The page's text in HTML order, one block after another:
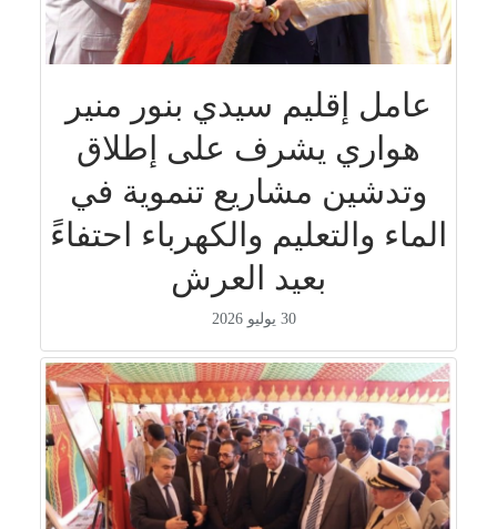
عامل إقليم سيدي بنور منير
هواري يشرف على إطلاق
وتدشين مشاريع تنموية في
الماء والتعليم والكهرباء احتفاءً
بعيد العرش
30 يوليو 2026